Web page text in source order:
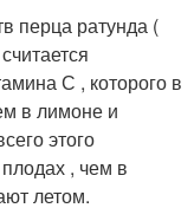
перца ратунда (
С , которого в
в лимоне и
этого
, чем в
летом.